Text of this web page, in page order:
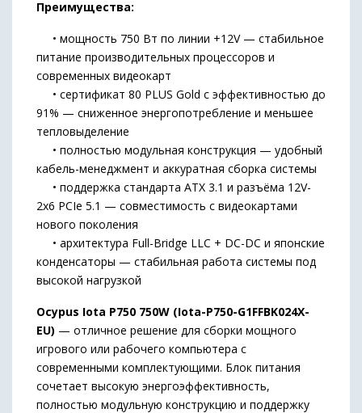
Преимущества:
• мощность 750 Вт по линии +12V — стабильное
питание производительных процессоров и
современных видеокарт
• сертификат 80 PLUS Gold с эффективностью до
91% — сниженное энергопотребление и меньшее
тепловыделение
• полностью модульная конструкция — удобный
кабель-менеджмент и аккуратная сборка системы
• поддержка стандарта ATX 3.1 и разъёма 12V-
2x6 PCIe 5.1 — совместимость с видеокартами
нового поколения
• архитектура Full-Bridge LLC + DC-DC и японские
конденсаторы — стабильная работа системы под
высокой нагрузкой
Ocypus Iota P750 750W (Iota-P750-G1FFBK024X-
EU) — отличное решение для сборки мощного
игрового или рабочего компьютера с
современными комплектующими. Блок питания
сочетает высокую энергоэффективность,
полностью модульную конструкцию и поддержку